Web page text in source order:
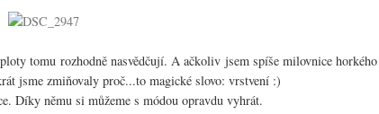
tomu rozhodně nasvědčují. A ačkoliv jsem spíše milovnice horkého
jsme zmiňovaly proč...to magické slovo: vrstvení :)
Díky němu si můžeme s módou opravdu vyhrát.